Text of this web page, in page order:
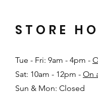
Tue - Fri: 9am - 4pm -
Sat: 10am - 12pm - On
Sun & Mon: Closed​
STORE